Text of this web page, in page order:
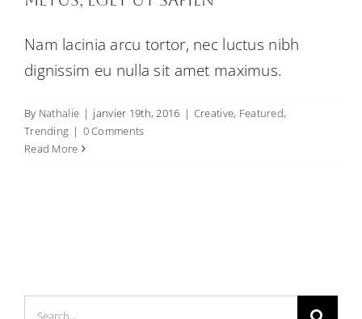
Nam lacinia arcu tortor, nec luctus nibh
dignissim eu nulla sit amet maximus.
By Nathalie | janvier 19th, 2016 | Creative, Featured,
Trending | 0 Comments
Read More
Search